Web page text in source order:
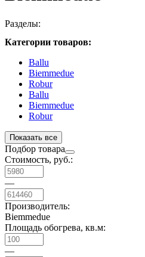
Разделы:
Категории товаров:
Ballu
Biemmedue
Robur
Ballu
Biemmedue
Robur
Показать все
Подбор товара
Стоимость, руб.:
—
Производитель:
Biemmedue
Площадь обогрева, кв.м:
—